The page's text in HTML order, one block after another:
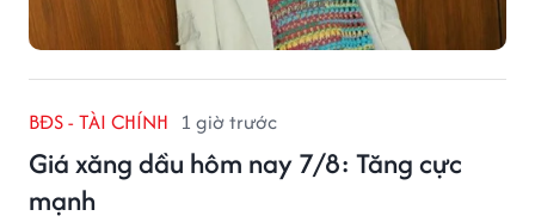
BĐS - TÀI CHÍNH 1 giờ trước
Giá xăng dầu hôm nay 7/8: Tăng cực
mạnh